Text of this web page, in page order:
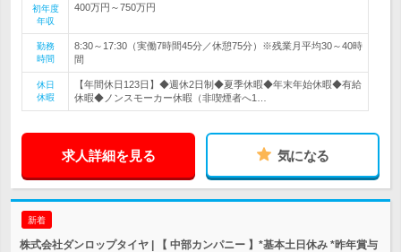
初年度
年収
400万円～750万円
勤務
時間
8:30～17:30（実働7時間45分／休憩75分）※残業月平均30～40時
間
休日
休暇
【年間休日123日】◆週休2日制◆夏季休暇◆年末年始休暇◆有給
休暇◆ノンスモーカー休暇（非喫煙者へ1…
求人詳細を見る 気になる
新着
株式会社ダンロップタイヤ | 【 中部カンパニー 】*基本土日休み *昨年賞与